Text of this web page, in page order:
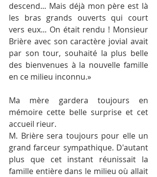
descend... Mais déjà mon père est là
les bras grands ouverts qui court
vers eux... On était rendu ! Monsieur
Brière avec son caractère jovial avait
par son tour, souhaité la plus belle
des bienvenues à la nouvelle famille
en ce milieu inconnu.»
Ma mère gardera toujours en
mémoire cette belle surprise et cet
accueil rieur.
M. Brière sera toujours pour elle un
grand farceur sympathique. D'autant
plus que cet instant réunissait la
famille entière dans le milieu où allait